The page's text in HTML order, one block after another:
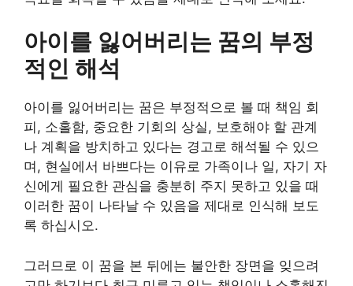
아이를 잃어버리는 꿈의 부정
적인 해석
아이를 잃어버리는 꿈은 부정적으로 볼 때 책임 회
피, 소홀함, 중요한 기회의 상실, 보호해야 할 관계
나 계획을 방치하고 있다는 경고로 해석될 수 있으
며, 현실에서 바쁘다는 이유로 가족이나 일, 자기 자
신에게 필요한 관심을 충분히 주지 못하고 있을 때
이러한 꿈이 나타날 수 있음을 제대로 인식해 보도
록 하십시오.
그러므로 이 꿈을 본 뒤에는 불안한 장면을 잊으려